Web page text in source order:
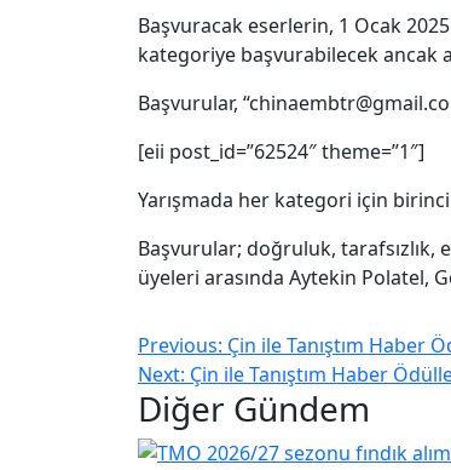
Başvuracak eserlerin, 1 Ocak
kategoriye başvurabilecek ancak
Başvurular,
[eii post_id=”62524″ theme=”1″]
Yarışmada her kategori için
Başvurular; doğruluk,
üyeleri arasında Aytekin Polatel,
Previous: Çin ile Tanıştım Haber
Next: Çin ile Tanıştım Haber
Diğer Gündem